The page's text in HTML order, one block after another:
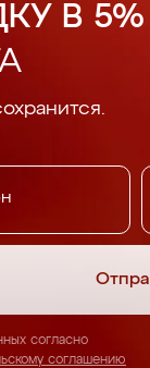
В 5%
согласно
соглашению